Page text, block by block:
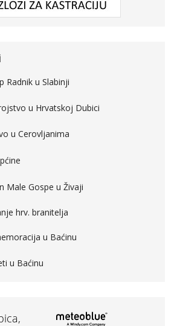
Radnik u Slabinji
u Hrvatskoj Dubici
u Cerovljanima
Male Gospe u Živaji
hrv. branitelja
u Baćinu
u Baćinu